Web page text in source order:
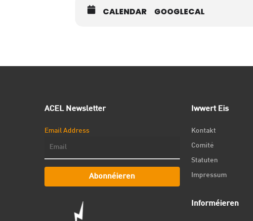
CALENDAR GOOGLECAL
ACEL Newsletter
Email Address
Abonnéieren
Iwwert Eis
Kontakt
Comité
Statuten
Impressum
Informéieren